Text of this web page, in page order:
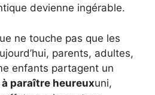
devienne ingérable.
ne touche pas que les
parents, adultes,
enfants partagent un
paraître heureuxuni,